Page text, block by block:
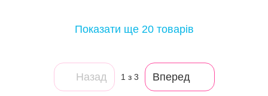
Показати ще 20 товарів
Назад 1 з 3 Вперед